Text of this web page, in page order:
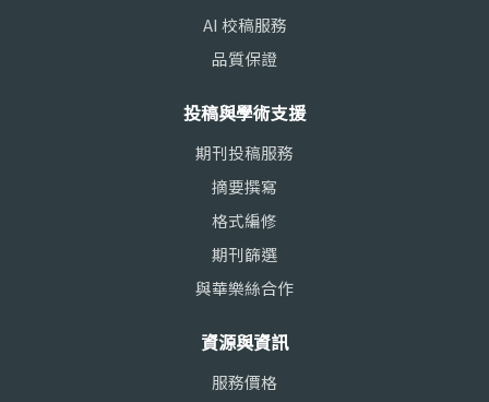
AI 校稿服務
品質保證
投稿與學術支援
期刊投稿服務
摘要撰寫
格式編修
期刊篩選
與華樂絲合作
資源與資訊
服務價格